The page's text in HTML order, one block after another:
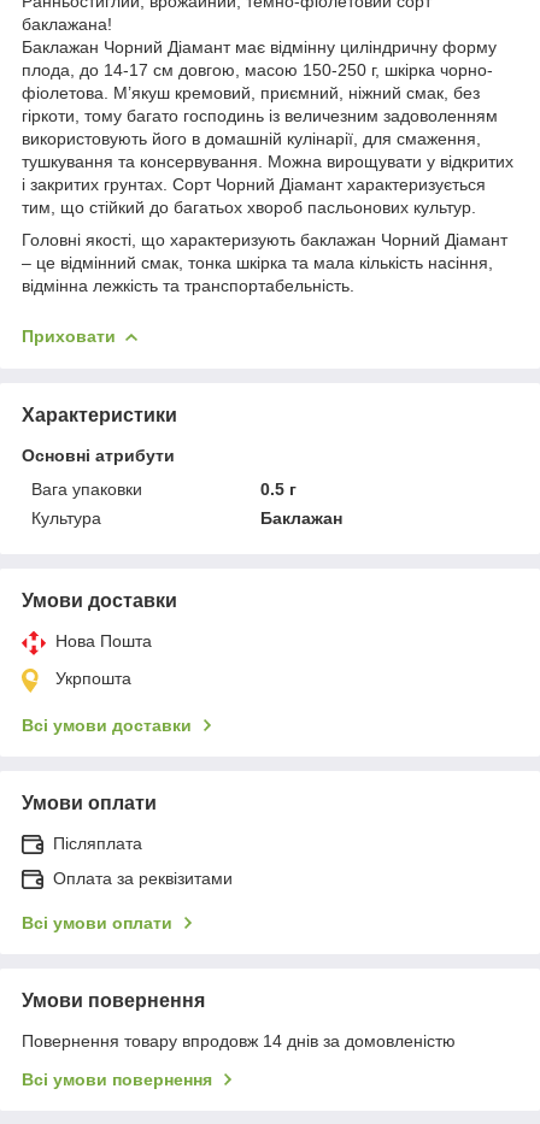
баклажана!
Баклажан Чорний Діамант має відмінну циліндричну форму
плода, до 14-17 см довгою, масою 150-250 г, шкірка чорно-
фіолетова. М’якуш кремовий, приємний, ніжний смак, без
гіркоти, тому багато господинь із величезним задоволенням
використовують його в домашній кулінарії, для смаження,
тушкування та консервування. Можна вирощувати у відкритих
і закритих грунтах. Сорт Чорний Діамант характеризується
тим, що стійкий до багатьох хвороб пасльонових культур.
Головні якості, що характеризують баклажан Чорний Діамант
– це відмінний смак, тонка шкірка та мала кількість насіння,
відмінна лежкість та транспортабельність.
Приховати
Характеристики
Основні атрибути
Вага упаковки
0.5 г
Культура
Баклажан
Умови доставки
Нова Пошта
Укрпошта
Всі умови доставки
Умови оплати
Післяплата
Оплата за реквізитами
Всі умови оплати
Умови повернення
Повернення товару впродовж 14 днів за домовленістю
Всі умови повернення